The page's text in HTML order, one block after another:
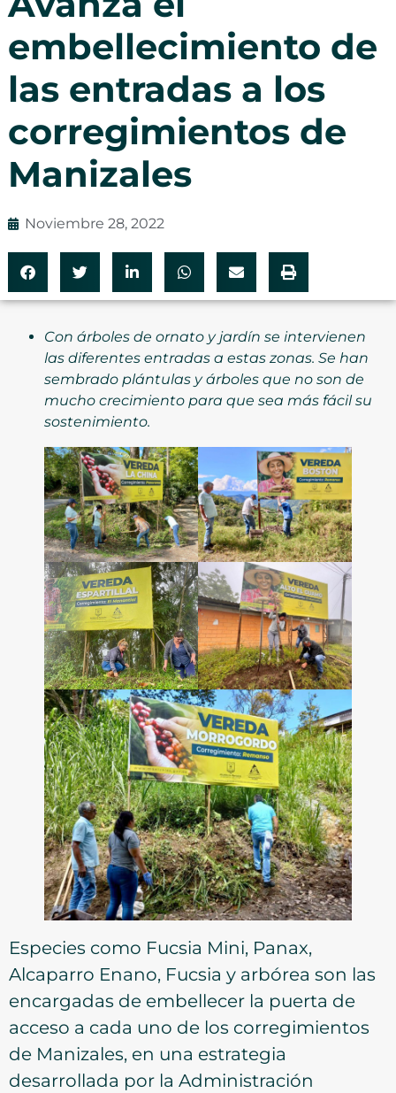
embellecimiento de
las entradas a los
corregimientos de
Manizales
Noviembre 28, 2022
Con árboles de ornato y jardín se intervienen
las diferentes entradas a estas zonas. Se han
sembrado plántulas y árboles que no son de
mucho crecimiento para que sea más fácil su
sostenimiento.
Especies como Fucsia Mini, Panax,
Alcaparro Enano, Fucsia y arbórea son las
encargadas de embellecer la puerta de
acceso a cada uno de los corregimientos
de Manizales, en una estrategia
desarrollada por la Administración